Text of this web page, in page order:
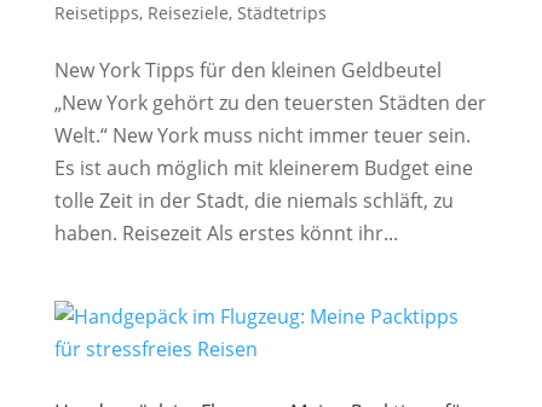
Reisetipps, Reiseziele, Städtetrips
New York Tipps für den kleinen Geldbeutel
„New York gehört zu den teuersten Städten der
Welt.“ New York muss nicht immer teuer sein.
Es ist auch möglich mit kleinerem Budget eine
tolle Zeit in der Stadt, die niemals schläft, zu
haben. Reisezeit Als erstes könnt ihr...